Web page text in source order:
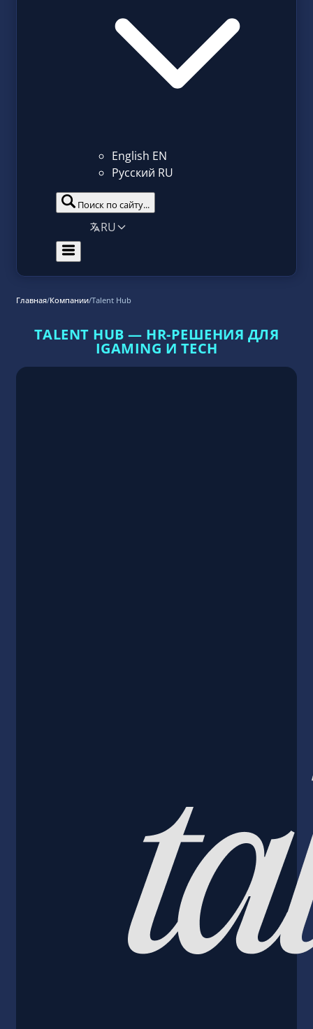
English EN
Русский RU
Поиск по сайту...
RU
Главная/Компании/Talent Hub
TALENT HUB — HR-РЕШЕНИЯ ДЛЯ
IGAMING И TECH